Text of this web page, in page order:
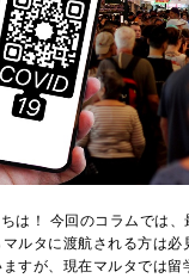
は！ 今回のコラムでは
ルタに渡航される方は必
すが、現在マルタでは留